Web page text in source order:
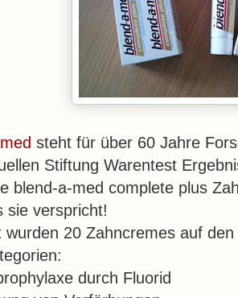
steht für über 60 Jahre
Stiftung Warentest
blend-a-med complete plus
sie verspricht!
wurden 20 Zahncremes auf
durch Fluorid